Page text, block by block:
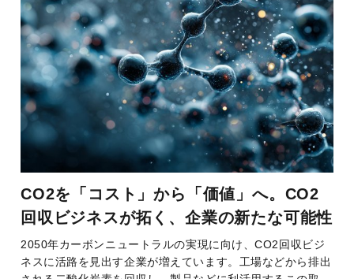
CO2を「コスト」から「価値」へ。CO2
回収ビジネスが拓く、企業の新たな可能性
2050年カーボンニュートラルの実現に向け、CO2回収ビジ
ネスに活路を見出す企業が増えています。工場などから排出